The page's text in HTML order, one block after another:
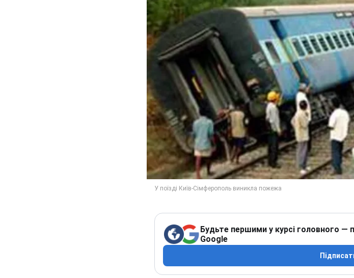
Будьте першими у курсі головного —
Google